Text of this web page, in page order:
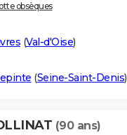
obsèques
(Val-d'Oise)
(Seine-Saint-Denis)
(90 ans)